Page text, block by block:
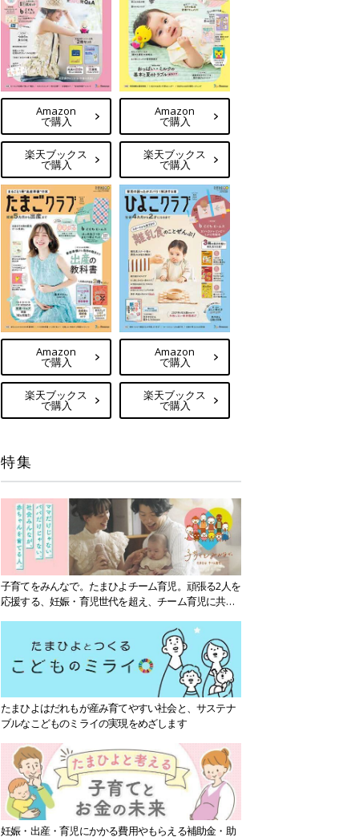
Amazon
で購入
楽天ブックス
で購入
Amazon
で購入
楽天ブックス
で購入
Amazon
で購入
楽天ブックス
で購入
Amazon
で購入
楽天ブックス
で購入
特集
子育てをみんなで。たまひよチーム育児。頑張る2人を
応援する、妊娠・育児世代を超え、チーム育児に共感
たまひよはだれもが産み育てやすい社会と、サステナ
ブルなこどものミライの実現をめざします
妊娠・出産・育児にかかる費用やもらえる補助金・助